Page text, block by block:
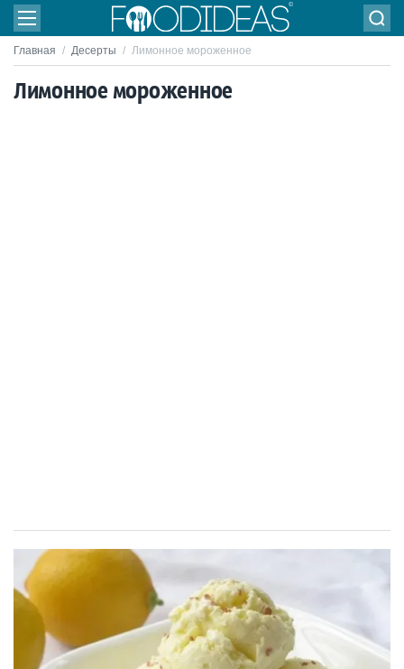
Главная / Десерты / Лимонное мороженное
Лимонное мороженное